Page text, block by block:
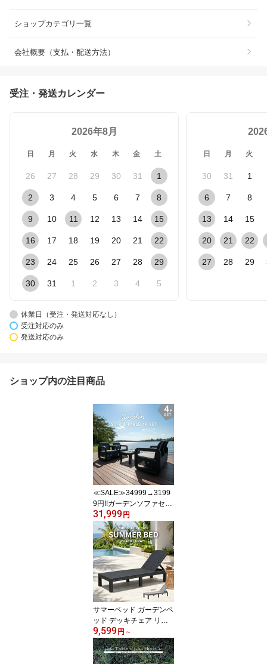
ショップカテゴリ一覧
会社概要（支払・配送方法）
受注・発送カレンダー
2026年8月
日 月 火 水 木 金 土
26 27 28 29 30 31 1
2 3 4 5 6 7 8
9 10 11 12 13 14 15
16 17 18 19 20 21 22
23 24 25 26 27 28 29
30 31 1 2 3 4 5
日 月 火
30 31 1
6 7 8
13 14 15
20 21 22
27 28 29
休業日（受注・発送対応なし）
受注対応のみ
発送対応のみ
ショップ内の注目商品
≪SALE≫34999→3199
9円!!ガーデンソファセッ
ト ガーデンリビング4点
セット ソファテーブルセ
ット ガーデンソファ ガ
ーデンテーブル 屋外 肘
掛け アウトドア ガーデ
ン 庭 テラス 水 撥水 ベラ
ンダ 籐ラタン風 アジア
ン L6020PDG
31,999 円
サマーベッド ガーデンベ
ッド デッキチェア リク
ライニング ガーデンチェ
ア デイベッド 屋外 1脚
アウトドア 持ち運び楽々
9,599 円 ～